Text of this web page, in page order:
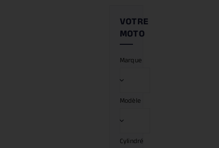
Marque
Modèle
Cylindré